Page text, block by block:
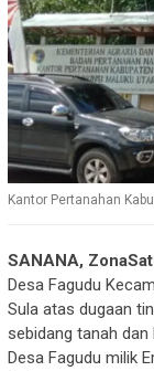
Kantor Pertanahan
SANANA,
Desa Fagudu
Sula atas dugaan
sebidang tanah
Desa Fagudu milik